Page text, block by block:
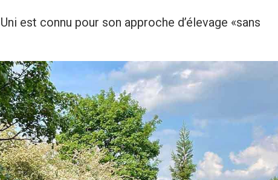
est connu pour son approche d’élevage «sans